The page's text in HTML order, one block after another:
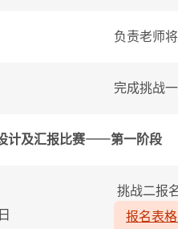
负责老师将
完成挑战一
计及汇报比赛⸺第一阶段
挑战二报名
报名表格